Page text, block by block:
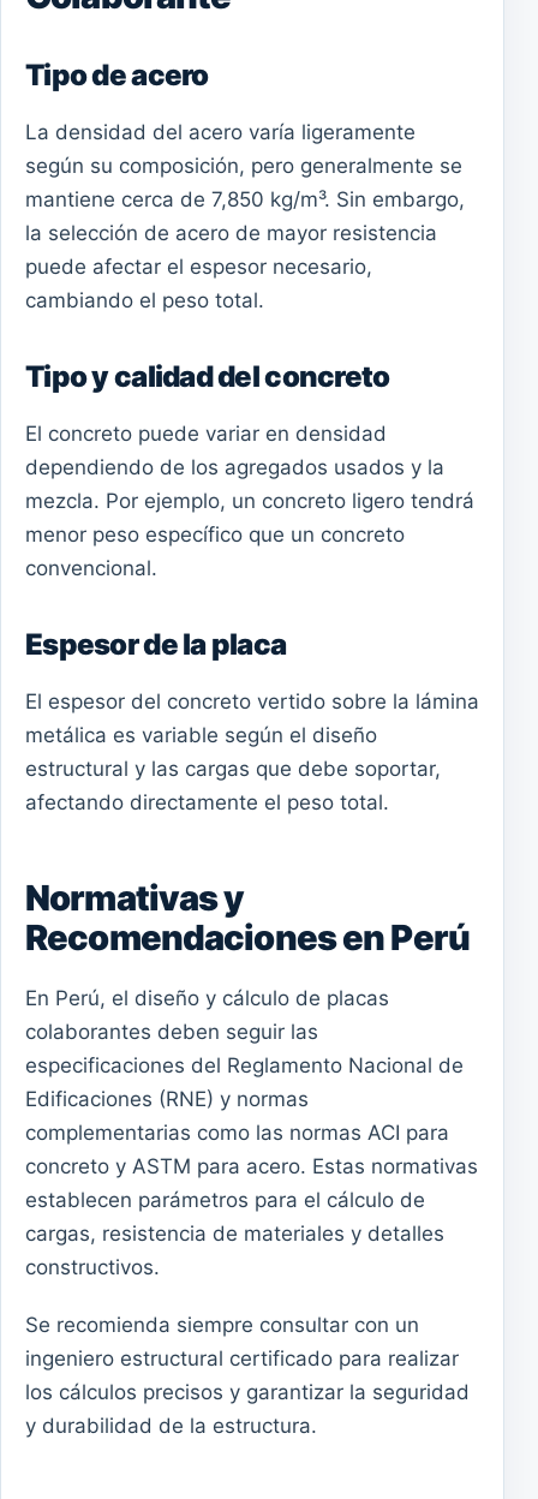
Tipo de acero
La densidad del acero varía ligeramente
según su composición, pero generalmente se
mantiene cerca de 7,850 kg/m³. Sin embargo,
la selección de acero de mayor resistencia
puede afectar el espesor necesario,
cambiando el peso total.
Tipo y calidad del concreto
El concreto puede variar en densidad
dependiendo de los agregados usados y la
mezcla. Por ejemplo, un concreto ligero tendrá
menor peso específico que un concreto
convencional.
Espesor de la placa
El espesor del concreto vertido sobre la lámina
metálica es variable según el diseño
estructural y las cargas que debe soportar,
afectando directamente el peso total.
Normativas y
Recomendaciones en Perú
En Perú, el diseño y cálculo de placas
colaborantes deben seguir las
especificaciones del Reglamento Nacional de
Edificaciones (RNE) y normas
complementarias como las normas ACI para
concreto y ASTM para acero. Estas normativas
establecen parámetros para el cálculo de
cargas, resistencia de materiales y detalles
constructivos.
Se recomienda siempre consultar con un
ingeniero estructural certificado para realizar
los cálculos precisos y garantizar la seguridad
y durabilidad de la estructura.